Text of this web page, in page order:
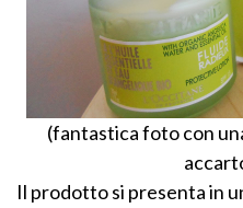
(fantastica foto con
Il prodotto si presenta in